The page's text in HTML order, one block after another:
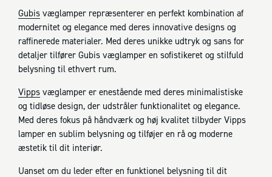
Gubis væglamper repræsenterer en perfekt kombination af
modernitet og elegance med deres innovative designs og
raffinerede materialer. Med deres unikke udtryk og sans for
detaljer tilfører Gubis væglamper en sofistikeret og stilfuld
belysning til ethvert rum.
Vipps væglamper er enestående med deres minimalistiske
og tidløse design, der udstråler funktionalitet og elegance.
Med deres fokus på håndværk og høj kvalitet tilbyder Vipps
lamper en sublim belysning og tilføjer en rå og moderne
æstetik til dit interiør.
Uanset om du leder efter en funktionel belysning til dit